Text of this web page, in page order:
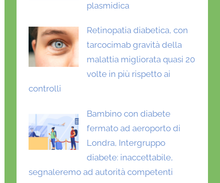
plasmidica
Retinopatia diabetica, con
tarcocimab gravità della
malattia migliorata quasi 20
volte in più rispetto ai
controlli
Bambino con diabete
fermato ad aeroporto di
Londra, Intergruppo
diabete: inaccettabile,
segnaleremo ad autorità competenti